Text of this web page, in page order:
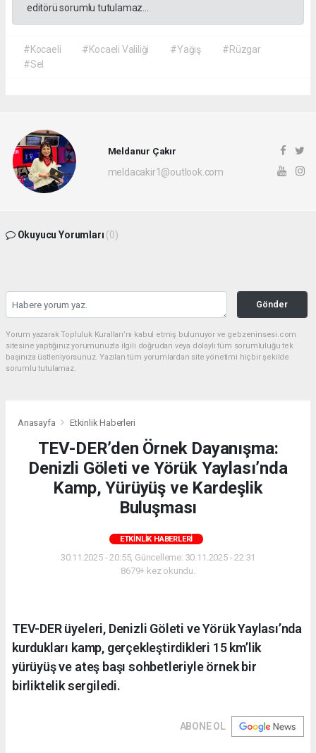
editörü sorumlu tutulamaz...
#Kocaeli #Kocaeli Valiliği #Yağış
#Rüzgar
#Sel
Meldanur Çakır
meldacakir1@outlook.com
Okuyucu Yorumları (0)
Gönder
Yorum yazarak Topluluk Kuralları’nı kabul etmiş bulunuyor ve gebzeninsesi.com
sitesine yaptığınız yorumunuzla ilgili doğrudan veya dolaylı tüm sorumluluğu tek
başınıza üstleniyorsunuz. Yazılan tüm yorumlardan site yönetimi hiçbir şekilde
sorumlu tutulamaz.
Anasayfa Etkinlik Haberleri
TEV-DER’den Örnek Dayanışma:
Denizli Göleti ve Yörük Yaylası’nda
Kamp, Yürüyüş ve Kardeşlik
Buluşması
ETKINLIK HABERLERI
30.11.2025 - 20:55, Güncelleme: 30.11.2025 - 22:31
8679+ kez okundu.
TEV-DER üyeleri, Denizli Göleti ve Yörük Yaylası’nda
kurdukları kamp, gerçekleştirdikleri 15 km’lik
yürüyüş ve ateş başı sohbetleriyle örnek bir
birliktelik sergiledi.
ABONE OL